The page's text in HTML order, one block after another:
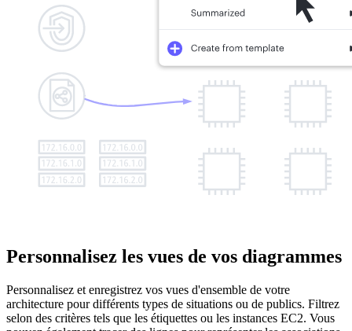
Personnalisez les vues de vos diagrammes
Personnalisez et enregistrez vos vues d'ensemble de votre
architecture pour différents types de situations ou de publics. Filtrez
selon des critères tels que les étiquettes ou les instances EC2. Vous